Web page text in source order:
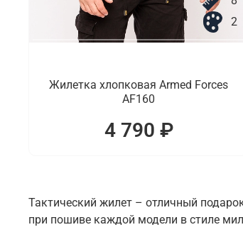
2
Жилетка хлопковая Armed Forces
AF160
4 790 ₽
Тактический жилет – отличный
при пошиве каждой модели в стиле